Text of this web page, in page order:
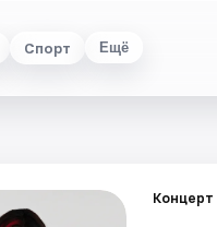
Спорт Ещё
Концерт